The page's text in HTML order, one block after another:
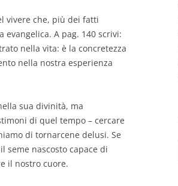
vivere che, più dei fatti
A pag. 140 scrivi:
nella vita: è la concretezza
nella nostra esperienza
sua divinità, ma
di quel tempo – cercare
di tornarcene delusi. Se
seme nascosto capace di
il nostro cuore.